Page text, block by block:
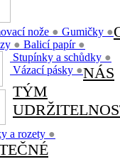
nože ● Gumičky ●
● Balicí papír ●
Stupínky a schůdky ●
Vázací pásky ●
a rozety ●
NÁS
TÝM